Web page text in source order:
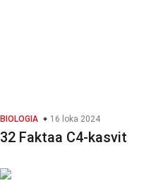
BIOLOGIA 16 loka 2024
32 Faktaa C4-kasvit